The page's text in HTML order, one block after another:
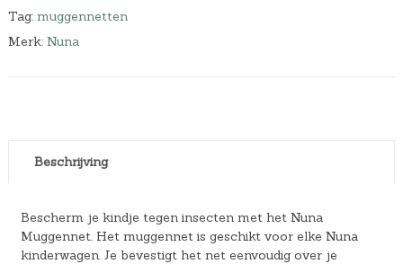
Tag: muggennetten
Merk: Nuna
Beschrijving
Bescherm je kindje tegen insecten met het Nuna
Muggennet. Het muggennet is geschikt voor elke Nuna
kinderwagen. Je bevestigt het net eenvoudig over je